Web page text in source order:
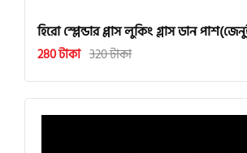
হিরো স্প্লেন্ডার প্লাস লুকিং গ্লাস ডান
280 টাকা 320 টাকা